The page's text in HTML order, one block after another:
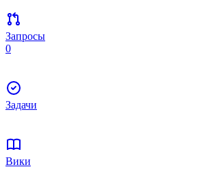
Запросы
0
Задачи
Вики